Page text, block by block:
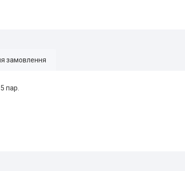
замовлення
пар.